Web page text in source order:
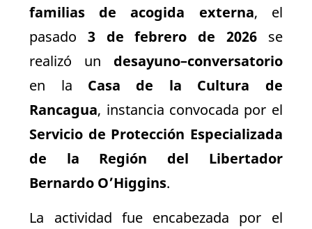
familias de acogida externa, el
pasado3 de febrero de 2026se
realizó un desayuno–conversatorio
en la Casa de la Cultura de
Rancagua, instancia convocada por el
Servicio de Protección Especializada
de la Región del Libertador
Bernardo O’Higgins.
La actividad fue encabezada por el